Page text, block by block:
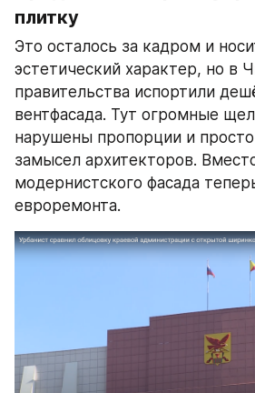
плитку
Это осталось за кадром и
эстетический характер, но в
правительства испортили
вентфасада. Тут огромные
нарушены пропорции и
замысел архитекторов.
модернистского фасада
евроремонта.